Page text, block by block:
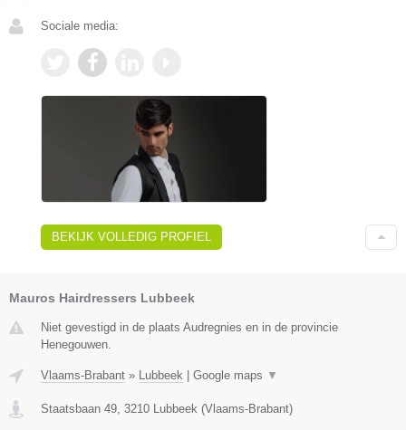
Sociale media:
BEKIJK VOLLEDIG PROFIEL
Mauros Hairdressers Lubbeek
Niet gevestigd in de plaats Audregnies en in de provincie
Henegouwen.
Vlaams-Brabant » Lubbeek Google maps ▼
Staatsbaan 49 3210 Lubbeek (Vlaams-Brabant)